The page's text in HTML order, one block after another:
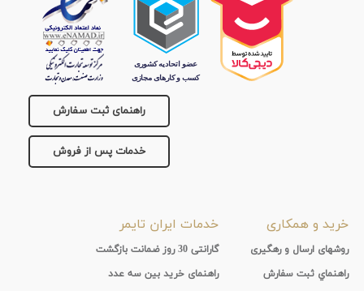
راهنمای ثبت سفارش
خدمات پس از فروش
خرید و همکاری
روشهای ارسال و رهگیری
راهنماي ثبت سفارش
خدمات ایران تایمر
گارانتی 30 روز ضمانت بازگشت
راهنمای خرید بین سه عدد